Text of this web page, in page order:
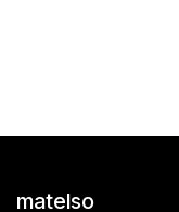
matelso